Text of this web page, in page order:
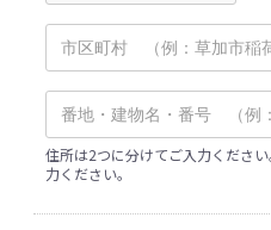
住所は2つに分けてご入力くださ
力ください。